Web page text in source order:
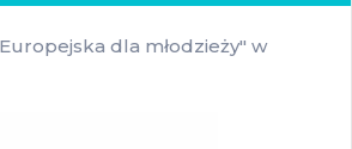
dla młodzieży" w